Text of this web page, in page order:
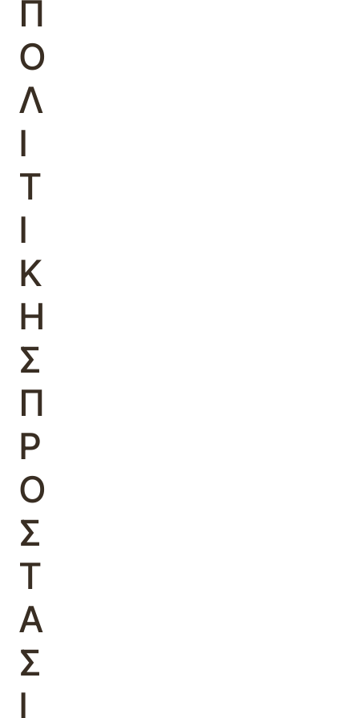
Π
Ο
Λ
Ι
Τ
Ι
Κ
Η
Σ
Π
Ρ
Ο
Σ
Τ
Α
Σ
Ι